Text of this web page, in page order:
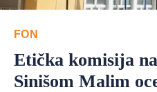
FON
Etička komisija
Sinišom Malim